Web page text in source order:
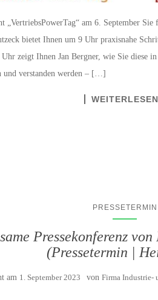
„VertriebsPowerTag“ am 6. September
bietet Ihnen um 9 Uhr praxisnahe
zeigt Ihnen Jan Bergner, wie Sie diese
und verstanden werden – […]
WEITERLESEN
PRESSETERMIN
Pressekonferenz
(Pressetermin |
am 1. September 2023 von Firma Industrie-